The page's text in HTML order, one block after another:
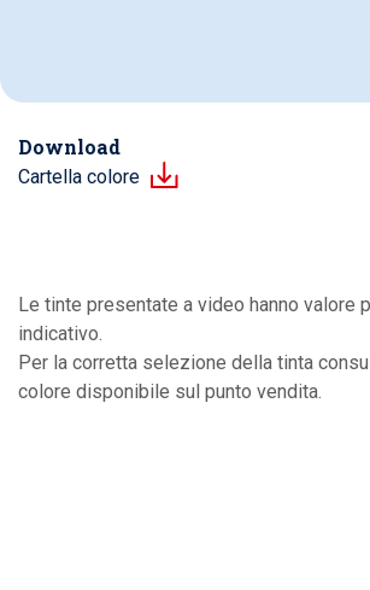
Download
Cartella colore
Le tinte presentate a video hanno valore
indicativo.
Per la corretta selezione della tinta
colore disponibile sul punto vendita.